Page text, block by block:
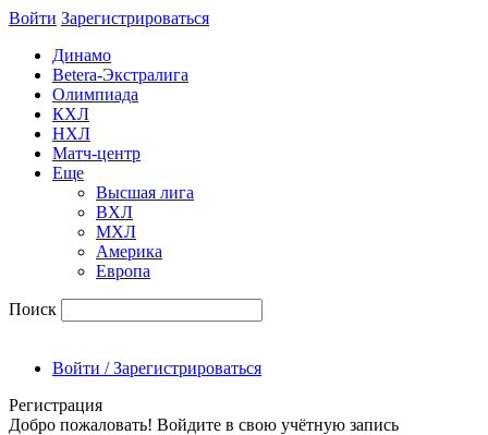
Войти Зарегиcтрироваться
Динамо
Betera-Экстралига
Олимпиада
КХЛ
НХЛ
Матч-центр
Еще
Высшая лига
ВХЛ
МХЛ
Америка
Европа
Поиск
Войти / Зарегистрироваться
Регистрация
Добро пожаловать! Войдите в свою учётную запись